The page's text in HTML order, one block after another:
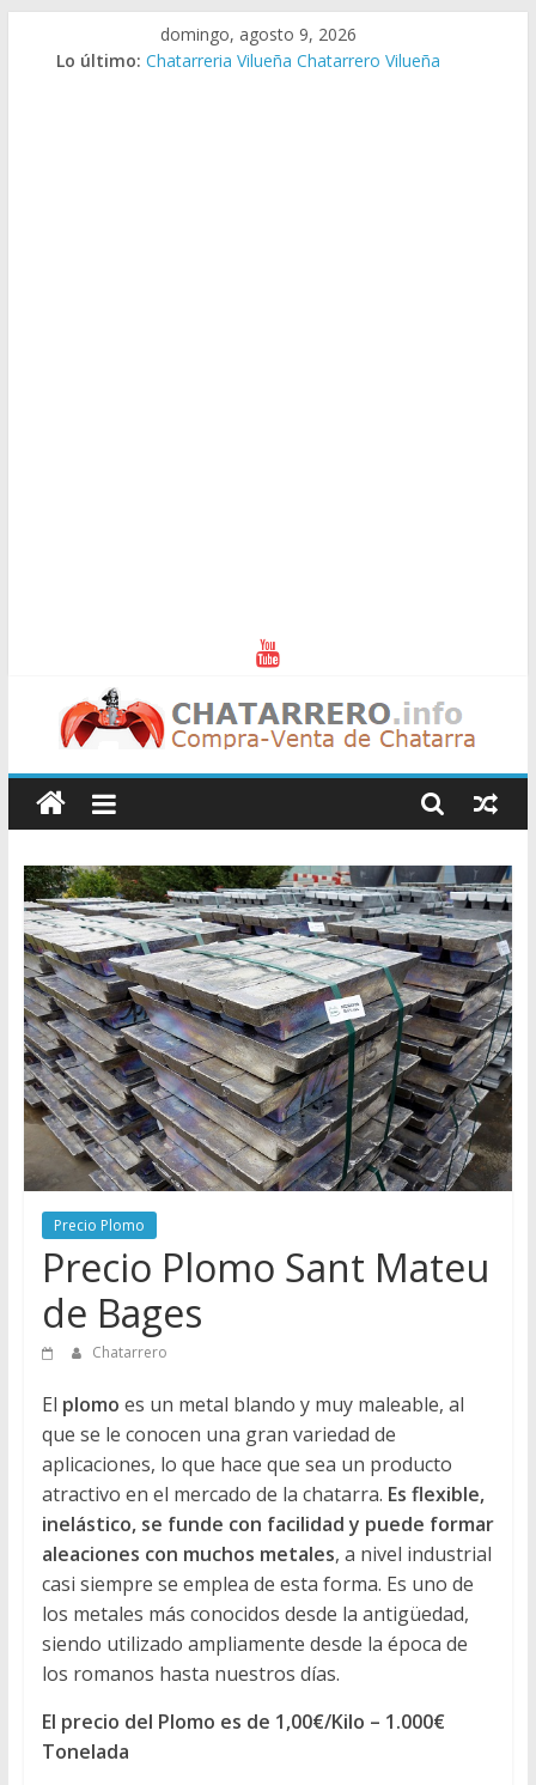
domingo, agosto 9, 2026
Lo último: Chatarreria Vilueña Chatarrero Vilueña
Chatarreros
–
Precio
de
Chatarra
Directorio
de
Chatarreros
para
vender
Chatarra
Precio Plomo
Precio Plomo Sant Mateu
de Bages
Chatarrero
El plomo es un metal blando y muy maleable, al
que se le conocen una gran variedad de
aplicaciones, lo que hace que sea un producto
atractivo en el mercado de la chatarra. Es flexible,
inelástico, se funde con facilidad y puede formar
aleaciones con muchos metales, a nivel industrial
casi siempre se emplea de esta forma. Es uno de
los metales más conocidos desde la antigüedad,
siendo utilizado ampliamente desde la época de
los romanos hasta nuestros días.
El precio del Plomo es de 1,00€/Kilo – 1.000€
Tonelada